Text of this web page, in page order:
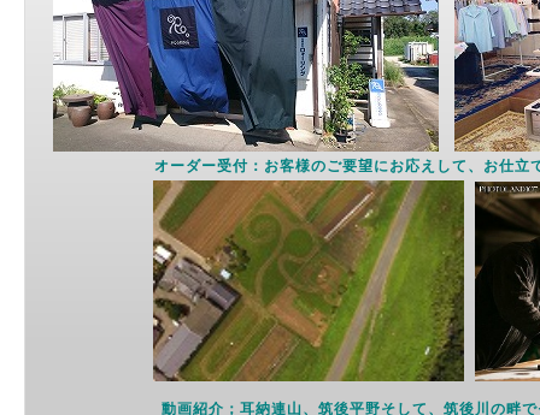
オーダー受付：お客様のご要望にお応えして、お仕立
動画紹介；耳納連山、筑後平野そして 、筑後川の畔